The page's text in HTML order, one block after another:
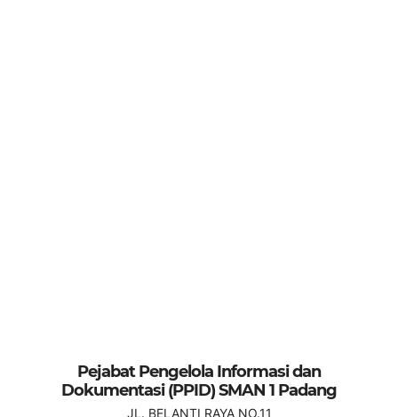
Pejabat Pengelola Informasi dan
Dokumentasi (PPID) SMAN 1 Padang
JL. BELANTI RAYA NO.11